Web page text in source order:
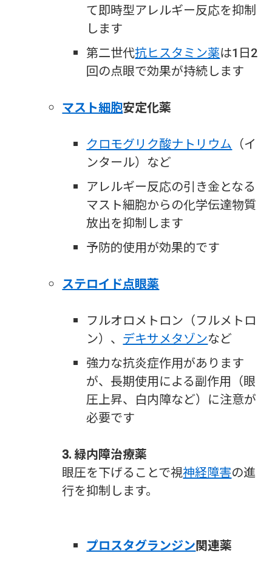
て即時型アレルギー反応を抑制
します
第二世代抗ヒスタミン薬は1日2
回の点眼で効果が持続します
マスト細胞安定化薬
クロモグリク酸ナトリウム （イ
ンタール）など
アレルギー反応の引き金となる
マスト細胞からの化学伝達物質
放出を抑制します
予防的使用が効果的です
ステロイド点眼薬
フルオロメトロン（フルメトロ
ン）、 デキサメタゾンなど
強力な抗炎症作用があります
が、長期使用による副作用（眼
圧上昇、白内障など）に注意が
必要です
3. 緑内障治療薬
眼圧を下げることで視神経障害の進
行を抑制します。
プロスタグランジン関連薬